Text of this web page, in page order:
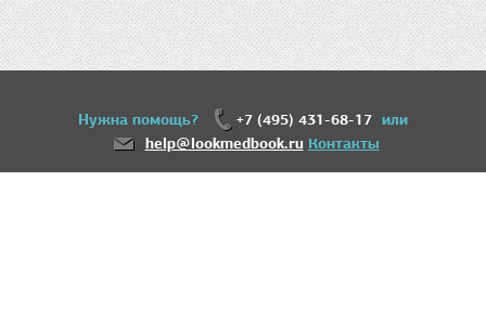
Нужна помощь? +7 (495) 431-68-17 или
help@lookmedbook.ru Контакты